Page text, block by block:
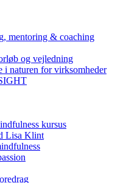
mentoring & coaching
og vejledning
i naturen for virksomheder
kursus
Lisa Klint